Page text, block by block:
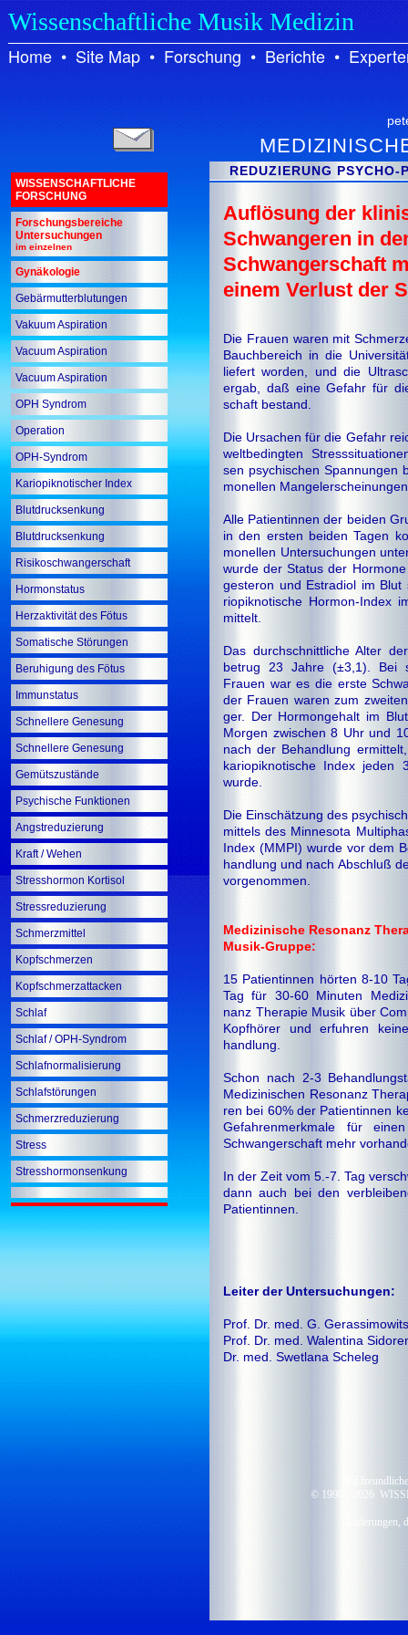
Wissenschaftliche Musik Medizin
Home • Site Map • Forschung • Berichte •
REDUZIERUNG
WISSENSCHAFTLICHE
FORSCHUNG
Forschungsbereiche
Untersuchungen
im einzelnen
Gynäkologie
Gebärmutterblutungen
Vakuum Aspiration
Vacuum Aspiration
Vacuum Aspiration
OPH Syndrom
Operation
OPH-Syndrom
Kariopiknotischer Index
Blutdrucksenkung
Blutdrucksenkung
Risikoschwangerschaft
Hormonstatus
Herzaktivität des Fötus
Somatische Störungen
Beruhigung des Fötus
Immunstatus
Schnellere Genesung
Schnellere Genesung
Gemütszustände
Psychische Funktionen
Angstreduzierung
Kraft / Wehen
Stresshormon Kortisol
Stressreduzierung
Schmerzmittel
Kopfschmerzen
Kopfschmerzattacken
Schlaf
Schlaf / OPH-Syndrom
Schlafnormalisierung
Schlafstörungen
Schmerzreduzierung
Stress
Stresshormonsenkung
Auflösung der
Schwangeren in
Schwangerschaft
einem Verlust der
Die Frauen waren mit
Bauchbereich in die
lie­fert worden, und die
er­gab, daß eine Gefahr für
schaft bestand.
Die Ursachen für die Gefahr
welt­be­ding­ten
sen psychischen Spannungen
mo­nel­len
Alle Patientinnen der beiden
in den ersten beiden Tagen
mo­nel­len Untersuchungen
wurde der Status der
ge­ste­ron und Estradiol im
rio­pik­no­ti­sche Hormon-Index
mit­telt.
Das durchschnittliche Alter
betrug 23 Jahre (±3,1). Bei
Frauen war es die erste
der Frauen waren zum
ger. Der Hormongehalt im
Morgen zwischen 8 Uhr und
nach der Behandlung
kariopiknotische Index jeden
wurde.
Die Einschätzung des
mittels des Minnesota
Index (MMPI) wurde vor dem
hand­lung und nach Abschluß
vorgenommen.
Medizinische Resonanz
Musik-Gruppe:
15 Patientinnen hörten 8-10
Tag für 30-60 Minuten
nanz Therapie Musik über
Kopfhörer und erfuhren
hand­lung.
Schon nach 2-3
Medizinischen Resonanz
ren bei 60% der Patientinnen
Gefahrenmerkmale für
Schwangerschaft mehr
In der Zeit vom 5.-7. Tag
dann auch bei den
Pa­ti­en­tin­nen.
Leiter der Untersuchungen:
Prof. Dr. med. G.
Prof. Dr. med. Walentina
Dr. med. Swetlana Scheleg
Mit
© 1998 -
2026